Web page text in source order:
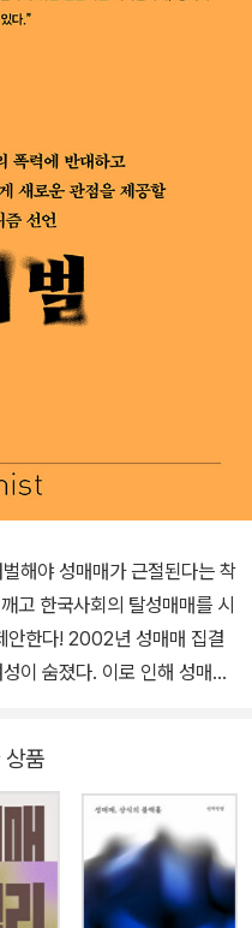
해야 성매매가 근절된다는 착
매매 집결
이 숨졌다. 이로 인해 성매매
. 성매매처벌법은 성판매 여
남성을 방임했던 윤락행위등
벌해 한결 진일보했다는 평가
지만 실태를 들여다보면 가장
상품